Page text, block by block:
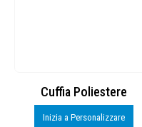
BS600 – 5139960
Personalizza